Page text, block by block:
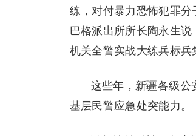
练，对付暴力恐怖犯罪
巴格派出所所长陶永生说
机关全警实战大练兵标兵
这些年，新疆各级公
基层民警应急处突能力。